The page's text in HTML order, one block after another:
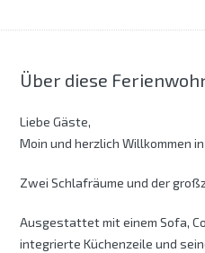
Über diese
Liebe Gäste,
Moin und herzlich Willkommen
Zwei Schlafräume und der
Ausgestattet mit einem Sofa,
integrierte Küchenzeile und